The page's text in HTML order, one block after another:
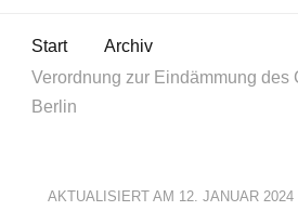
Start
Archiv
Verordnung zur Eindämmung des
Berlin
AKTUALISIERT AM 12. JANUAR 2024